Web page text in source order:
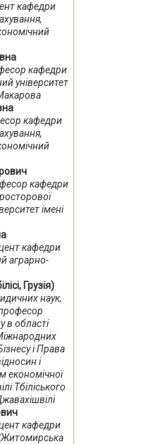
кафедри
кафедри
університет
кафедри
кафедри
імені
кафедри
аграрно-
Грузія)
наук,
в області
і Права
і
економічної
Тбіліського
кафедри
"Житомирська